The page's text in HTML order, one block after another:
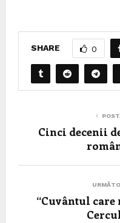
SHARE 0
Cinci decenii
“Cuvântul care